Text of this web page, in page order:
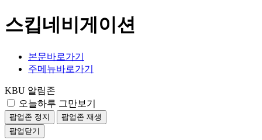
스킵네비게이션
본문바로가기
주메뉴바로가기
KBU 알림존
오늘하루 그만보기
팝업존 정지
팝업존 재생
팝업닫기